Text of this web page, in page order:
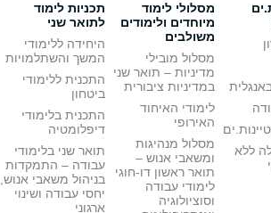
ללא
מסלולי לימוד
מיוחדים ולימודים
משולבים
מסלול מובילי
מדיניות – תואר שני
במדיניות ציבורית
לימודי האיחוד
האירופי
מסלול מנהיגות
ומשאבי אנוש –
תואר ראשון דו-חוגי
לימודי עבודה
וסוציולוגיה
תכניות לימוד
לתואר שני
היחידה ללימודי
המשך והשתלמויות
התכנית ללימודי
ביטחון
התכנית בלימודי
דיפלומטיה
תואר שני בלימודי
עבודה – התמקדות
בניהול משאבי אנוש,
יחסי עבודה ושינוי
ארגוני